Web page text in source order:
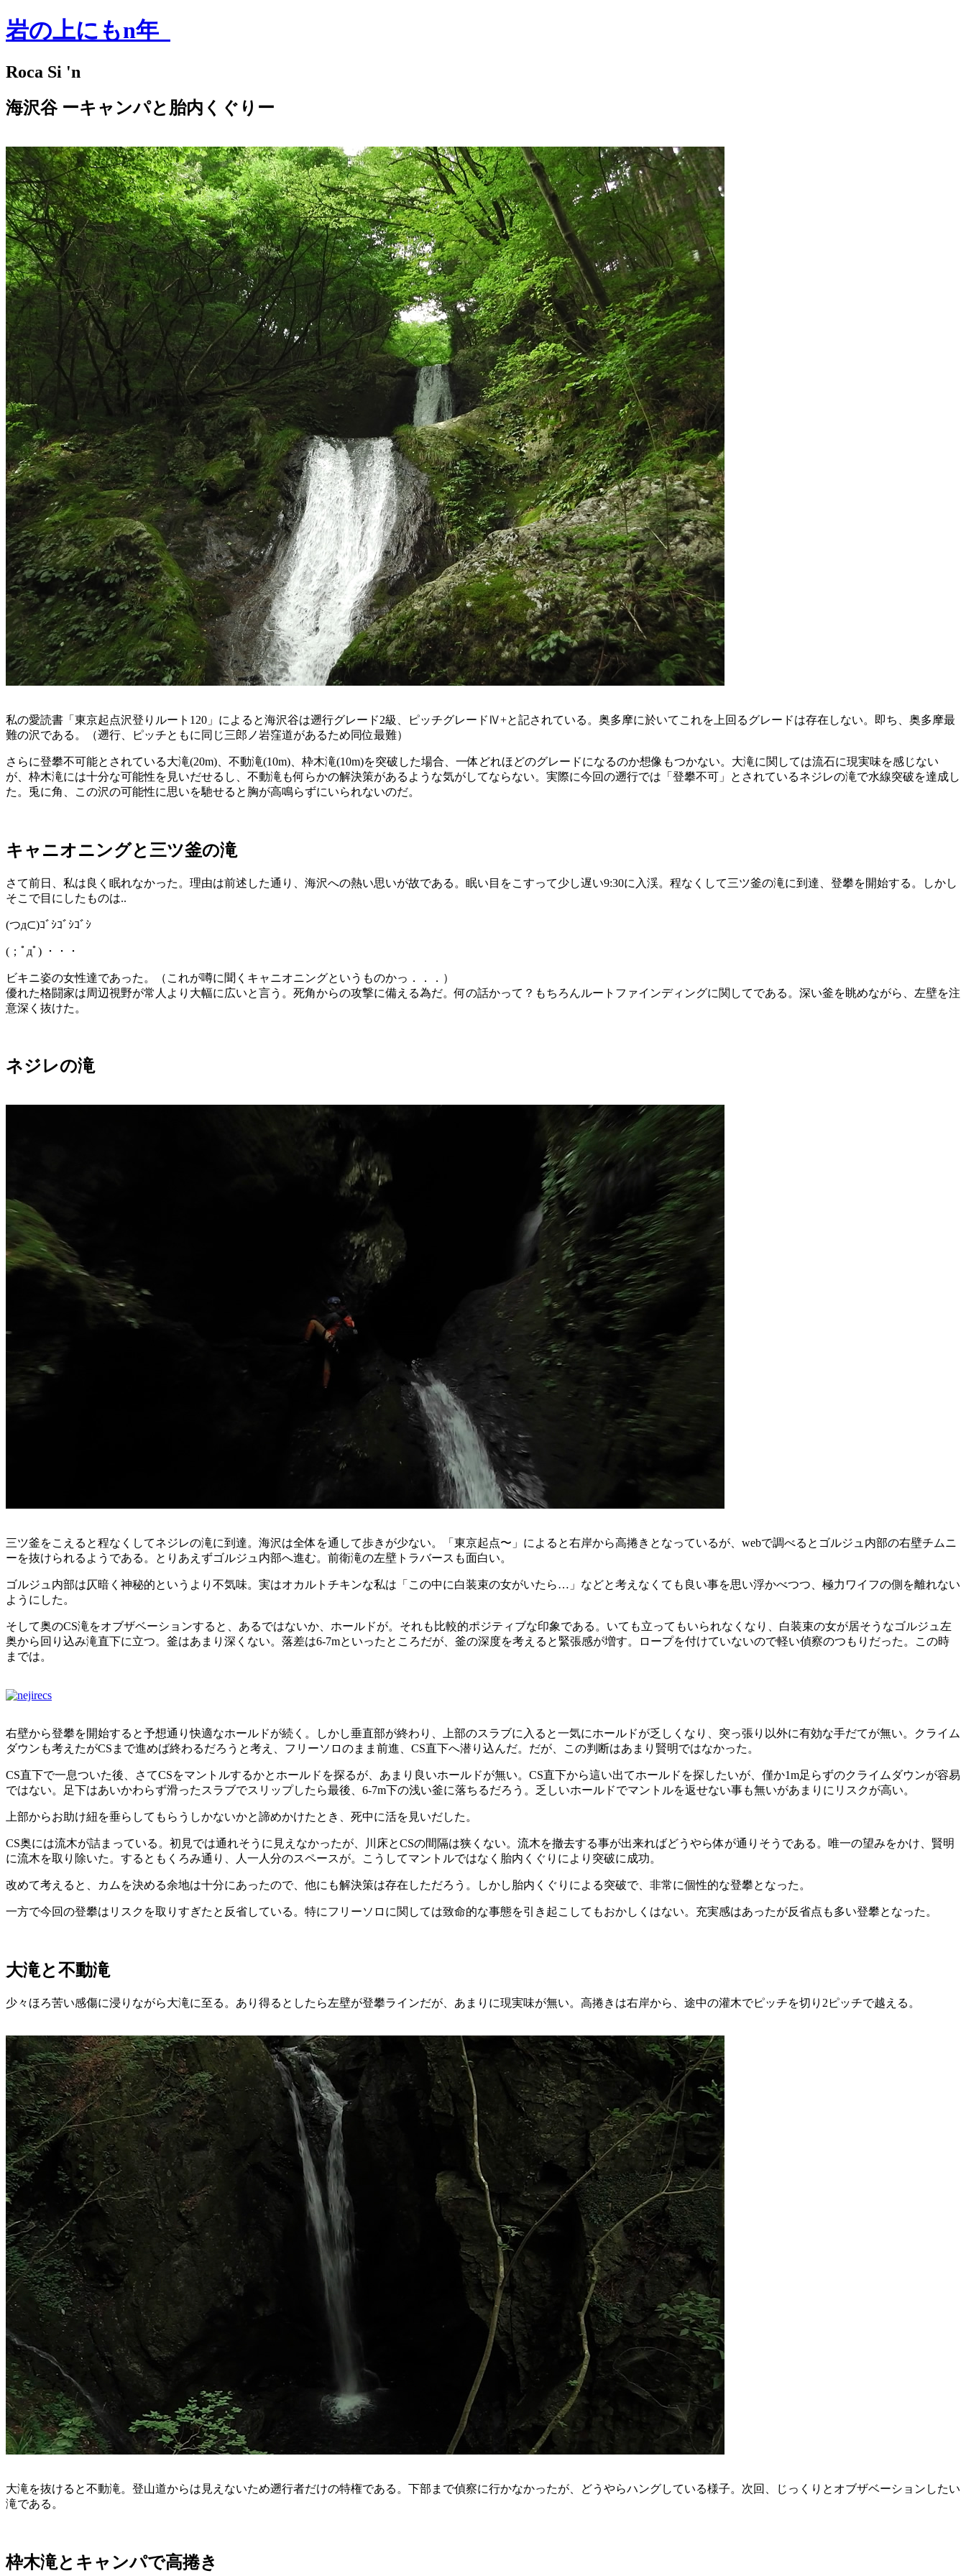
岩の上にもn年
Roca Si 'n
海沢谷 ーキャンパと胎内くぐりー
私の愛読書「東京起点沢登りルート120」によると海沢谷は遡行グレード2級、ピッチグレードⅣ+と記されている。奥多摩に於いてこれを上回るグレードは存在しない。即ち、奥多摩最
難の沢である。（遡行、ピッチともに同じ三郎ノ岩窪道があるため同位最難）
さらに登攀不可能とされている大滝(20m)、不動滝(10m)、枠木滝(10m)を突破した場合、一体どれほどのグレードになるのか想像もつかない。大滝に関しては流石に現実味を感じない
が、枠木滝には十分な可能性を見いだせるし、不動滝も何らかの解決策があるような気がしてならない。実際に今回の遡行では「登攀不可」とされているネジレの滝で水線突破を達成し
た。兎に角、この沢の可能性に思いを馳せると胸が高鳴らずにいられないのだ。
キャニオニングと三ツ釜の滝
さて前日、私は良く眠れなかった。理由は前述した通り、海沢への熱い思いが故である。眠い目をこすって少し遅い9:30に入渓。程なくして三ツ釜の滝に到達、登攀を開始する。しかし
そこで目にしたものは..
(つд⊂)ｺﾞｼｺﾞｼｺﾞｼ
(；ﾟдﾟ) ・・・
ビキニ姿の女性達であった。（これが噂に聞くキャニオニングというものかっ．．．）
優れた格闘家は周辺視野が常人より大幅に広いと言う。死角からの攻撃に備える為だ。何の話かって？もちろんルートファインディングに関してである。深い釜を眺めながら、左壁を注
意深く抜けた。
ネジレの滝
三ツ釜をこえると程なくしてネジレの滝に到達。海沢は全体を通して歩きが少ない。「東京起点〜」によると右岸から高捲きとなっているが、webで調べるとゴルジュ内部の右壁チムニ
ーを抜けられるようである。とりあえずゴルジュ内部へ進む。前衛滝の左壁トラバースも面白い。
ゴルジュ内部は仄暗く神秘的というより不気味。実はオカルトチキンな私は「この中に白装束の女がいたら…」などと考えなくても良い事を思い浮かべつつ、極力ワイフの側を離れない
ようにした。
そして奥のCS滝をオブザベーションすると、あるではないか、ホールドが。それも比較的ポジティブな印象である。いても立ってもいられなくなり、白装束の女が居そうなゴルジュ左
奥から回り込み滝直下に立つ。釜はあまり深くない。落差は6-7mといったところだが、釜の深度を考えると緊張感が増す。ロープを付けていないので軽い偵察のつもりだった。この時
までは。
右壁から登攀を開始すると予想通り快適なホールドが続く。しかし垂直部が終わり、上部のスラブに入ると一気にホールドが乏しくなり、突っ張り以外に有効な手だてが無い。クライム
ダウンも考えたがCSまで進めば終わるだろうと考え、フリーソロのまま前進、CS直下へ潜り込んだ。だが、この判断はあまり賢明ではなかった。
CS直下で一息ついた後、さてCSをマントルするかとホールドを探るが、あまり良いホールドが無い。CS直下から這い出てホールドを探したいが、僅か1m足らずのクライムダウンが容易
ではない。足下はあいかわらず滑ったスラブでスリップしたら最後、6-7m下の浅い釜に落ちるだろう。乏しいホールドでマントルを返せない事も無いがあまりにリスクが高い。
上部からお助け紐を垂らしてもらうしかないかと諦めかけたとき、死中に活を見いだした。
CS奥には流木が詰まっている。初見では通れそうに見えなかったが、川床とCSの間隔は狭くない。流木を撤去する事が出来ればどうやら体が通りそうである。唯一の望みをかけ、賢明
に流木を取り除いた。するともくろみ通り、人一人分のスペースが。こうしてマントルではなく胎内くぐりにより突破に成功。
改めて考えると、カムを決める余地は十分にあったので、他にも解決策は存在しただろう。しかし胎内くぐりによる突破で、非常に個性的な登攀となった。
一方で今回の登攀はリスクを取りすぎたと反省している。特にフリーソロに関しては致命的な事態を引き起こしてもおかしくはない。充実感はあったが反省点も多い登攀となった。
大滝と不動滝
少々ほろ苦い感傷に浸りながら大滝に至る。あり得るとしたら左壁が登攀ラインだが、あまりに現実味が無い。高捲きは右岸から、途中の灌木でピッチを切り2ピッチで越える。
大滝を抜けると不動滝。登山道からは見えないため遡行者だけの特権である。下部まで偵察に行かなかったが、どうやらハングしている様子。次回、じっくりとオブザベーションしたい
滝である。
枠木滝とキャンパで高捲き